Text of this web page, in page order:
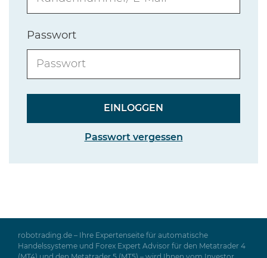
Passwort
Passwort vergessen
robotrading.de – Ihre Expertenseite für automatische
Handelssysteme und Forex Expert Advisor für den Metatrader 4